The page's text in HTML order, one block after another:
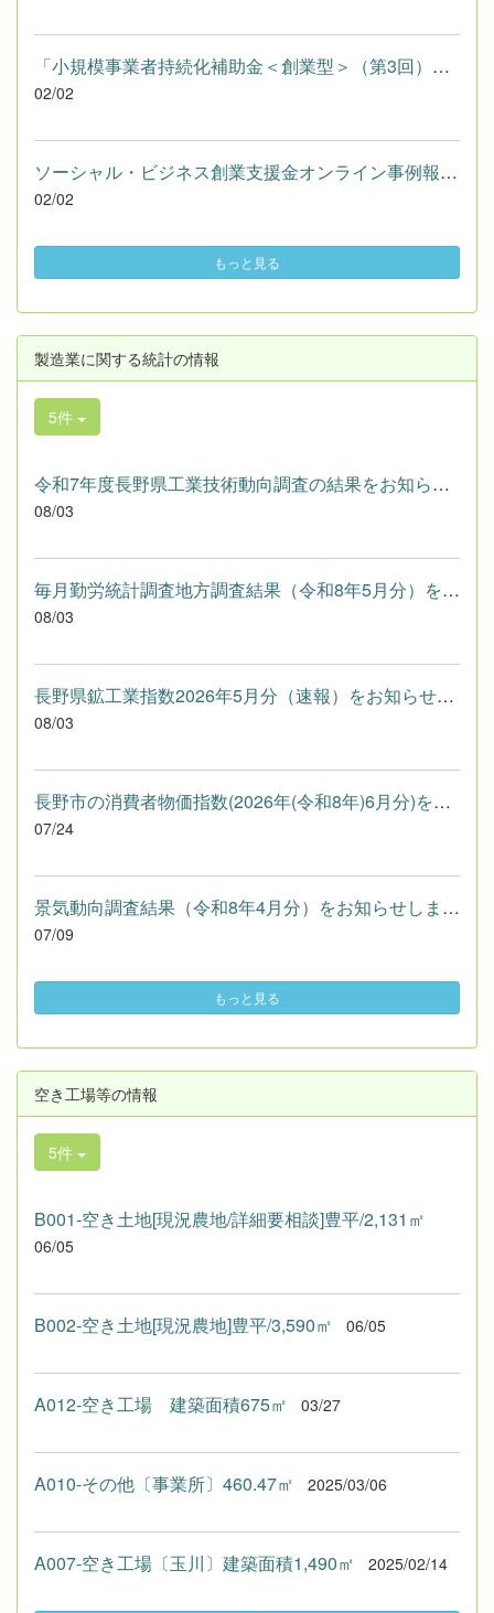
「小規模事業者持続化補助金＜創業型＞（第3回）」の公募要領を公...
02/02
ソーシャル・ビジネス創業支援金オンライン事例報告会を2月19日に...
02/02
もっと見る
製造業に関する統計の情報
5件
令和7年度長野県工業技術動向調査の結果をお知らせします（長野県）
08/03
毎月勤労統計調査地方調査結果（令和8年5月分）をお知らせします...
08/03
長野県鉱工業指数2026年5月分（速報）をお知らせします（長野県）
08/03
長野市の消費者物価指数(2026年(令和8年)6月分)をお知らせします...
07/24
景気動向調査結果（令和8年4月分）をお知らせします（長野県）
07/09
もっと見る
空き工場等の情報
5件
B001-空き土地[現況農地/詳細要相談]豊平/2,131㎡
06/05
B002-空き土地[現況農地]豊平/3,590㎡ 06/05
A012-空き工場 建築面積675㎡ 03/27
A010-その他〔事業所〕460.47㎡ 2025/03/06
A007-空き工場〔玉川〕建築面積1,490㎡ 2025/02/14